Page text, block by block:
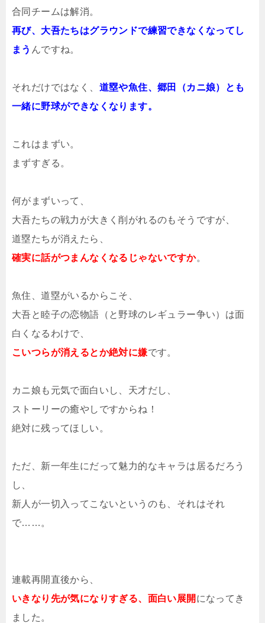
合同チームは解消。
再び、大吾たちはグラウンドで練習できなくなってし
まう んですね。
それだけではなく、 道塁や魚住、郷田（カニ娘）とも
一緒に野球ができなくなります。
これはまずい。
まずすぎる。
何がまずいって、
大吾たちの戦力が大きく削がれるのもそうですが、
道塁たちが消えたら、
確実に話がつまんなくなるじゃないですか。
魚住、道塁がいるからこそ、
大吾と睦子の恋物語（と野球のレギュラー争い）は面
白くなるわけで、
こいつらが消えるとか絶対に嫌です。
カニ娘も元気で面白いし、天才だし、
ストーリーの癒やしですからね！
絶対に残ってほしい。
ただ、新一年生にだって魅力的なキャラは居るだろう
し、
新人が一切入ってこないというのも、それはそれ
で……。
連載再開直後から、
いきなり先が気になりすぎる、面白い展開 になってき
ました。